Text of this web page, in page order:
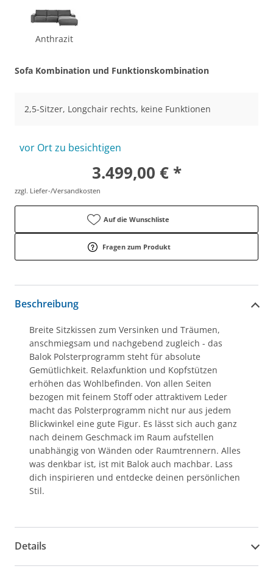
Anthrazit
Sofa Kombination und Funktionskombination
2,5-Sitzer, Longchair rechts, keine Funktionen
vor Ort zu besichtigen
3.499,00 € *
zzgl. Liefer-/Versandkosten
Auf die Wunschliste
Fragen zum Produkt
Beschreibung
Breite Sitzkissen zum Versinken und Träumen,
anschmiegsam und nachgebend zugleich - das
Balok Polsterprogramm steht für absolute
Gemütlichkeit. Relaxfunktion und Kopfstützen
erhöhen das Wohlbefinden. Von allen Seiten
bezogen mit feinem Stoff oder attraktivem Leder
macht das Polsterprogramm nicht nur aus jedem
Blickwinkel eine gute Figur. Es lässt sich auch ganz
nach deinem Geschmack im Raum aufstellen
unabhängig von Wänden oder Raumtrennern. Alles
was denkbar ist, ist mit Balok auch machbar. Lass
dich inspirieren und entdecke deinen persönlichen
Stil.
Details